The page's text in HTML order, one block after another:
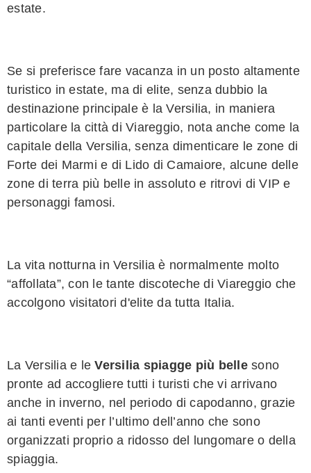
estate.
Se si preferisce fare vacanza in un posto altamente
turistico in estate, ma di elite, senza dubbio la
destinazione principale è la Versilia, in maniera
particolare la città di Viareggio, nota anche come la
capitale della Versilia, senza dimenticare le zone di
Forte dei Marmi e di Lido di Camaiore, alcune delle
zone di terra più belle in assoluto e ritrovi di VIP e
personaggi famosi.
La vita notturna in Versilia è normalmente molto
“affollata”, con le tante discoteche di Viareggio che
accolgono visitatori d'elite da tutta Italia.
La Versilia e leVersilia spiagge più bellesono
pronte ad accogliere tutti i turisti che vi arrivano
anche in inverno, nel periodo di capodanno, grazie
ai tanti eventi per l’ultimo dell’anno che sono
organizzati proprio a ridosso del lungomare o della
spiaggia.